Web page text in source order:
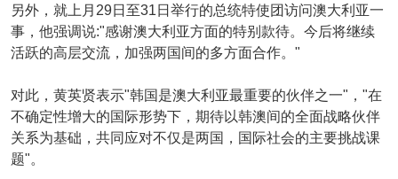
另外，就上月29日至31日举行的总统特使团访问澳大利亚一
事，他强调说:"感谢澳大利亚方面的特别款待。今后将继续
活跃的高层交流，加强两国间的多方面合作。"
对此，黄英贤表示"韩国是澳大利亚最重要的伙伴之一"，"在
不确定性增大的国际形势下，期待以韩澳间的全面战略伙伴
关系为基础，共同应对不仅是两国，国际社会的主要挑战课
题"。